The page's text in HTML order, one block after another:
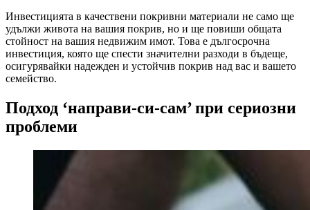
Инвестицията в качествени покривни материали не само ще
удължи живота на вашия покрив, но и ще повиши общата
стойност на вашия недвижим имот. Това е дългосрочна
инвестиция, която ще спести значителни разходи в бъдеще,
осигурявайки надежден и устойчив покрив над вас и вашето
семейство.
Подход ‘направи-си-сам’ при сериозни
проблеми